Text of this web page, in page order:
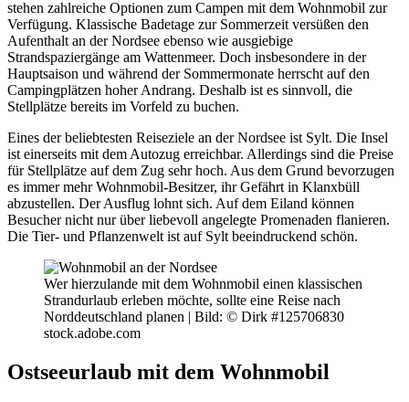
stehen zahlreiche Optionen zum Campen mit dem Wohnmobil zur
Verfügung. Klassische Badetage zur Sommerzeit versüßen den
Aufenthalt an der Nordsee ebenso wie ausgiebige
Strandspaziergänge am Wattenmeer. Doch insbesondere in der
Hauptsaison und während der Sommermonate herrscht auf den
Campingplätzen hoher Andrang. Deshalb ist es sinnvoll, die
Stellplätze bereits im Vorfeld zu buchen.
Eines der beliebtesten Reiseziele an der Nordsee ist Sylt. Die Insel
ist einerseits mit dem Autozug erreichbar. Allerdings sind die Preise
für Stellplätze auf dem Zug sehr hoch. Aus dem Grund bevorzugen
es immer mehr Wohnmobil-Besitzer, ihr Gefährt in Klanxbüll
abzustellen. Der Ausflug lohnt sich. Auf dem Eiland können
Besucher nicht nur über liebevoll angelegte Promenaden flanieren.
Die Tier- und Pflanzenwelt ist auf Sylt beeindruckend schön.
Wer hierzulande mit dem Wohnmobil einen klassischen
Strandurlaub erleben möchte, sollte eine Reise nach
Norddeutschland planen | Bild: © Dirk #125706830
stock.adobe.com
Ostseeurlaub mit dem Wohnmobil